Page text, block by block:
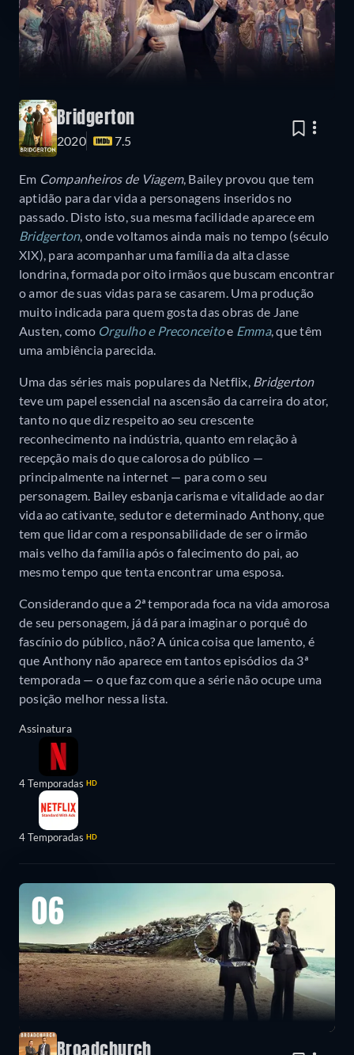
Bridgerton
2020 7.5
Em Companheiros de Viagem, Bailey provou que tem
aptidão para dar vida a personagens inseridos no
passado. Disto isto, sua mesma facilidade aparece em
Bridgerton, onde voltamos ainda mais no tempo (século
XIX), para acompanhar uma família da alta classe
londrina, formada por oito irmãos que buscam encontrar
o amor de suas vidas para se casarem. Uma produção
muito indicada para quem gosta das obras de Jane
Austen, como Orgulho e Preconceitoe Emma, que têm
uma ambiência parecida.
Uma das séries mais populares da Netflix, Bridgerton
teve um papel essencial na ascensão da carreira do ator,
tanto no que diz respeito ao seu crescente
reconhecimento na indústria, quanto em relação à
recepção mais do que calorosa do público —
principalmente na internet — para com o seu
personagem. Bailey esbanja carisma e vitalidade ao dar
vida ao cativante, sedutor e determinado Anthony, que
tem que lidar com a responsabilidade de ser o irmão
mais velho da família após o falecimento do pai, ao
mesmo tempo que tenta encontrar uma esposa.
Considerando que a 2ª temporada foca na vida amorosa
de seu personagem, já dá para imaginar o porquê do
fascínio do público, não? A única coisa que lamento, é
que Anthony não aparece em tantos episódios da 3ª
temporada — o que faz com que a série não ocupe uma
posição melhor nessa lista.
Assinatura
4 Temporadas HD
4 Temporadas HD
06
Broadchurch